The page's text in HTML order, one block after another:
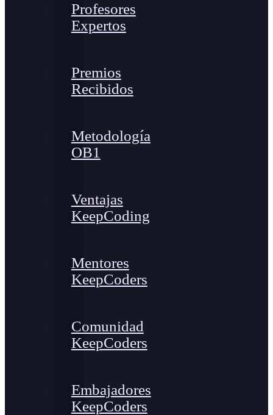
Profesores
Expertos
Premios
Recibidos
Metodología
OB1
Ventajas
KeepCoding
Mentores
KeepCoders
Comunidad
KeepCoders
Embajadores
KeepCoders